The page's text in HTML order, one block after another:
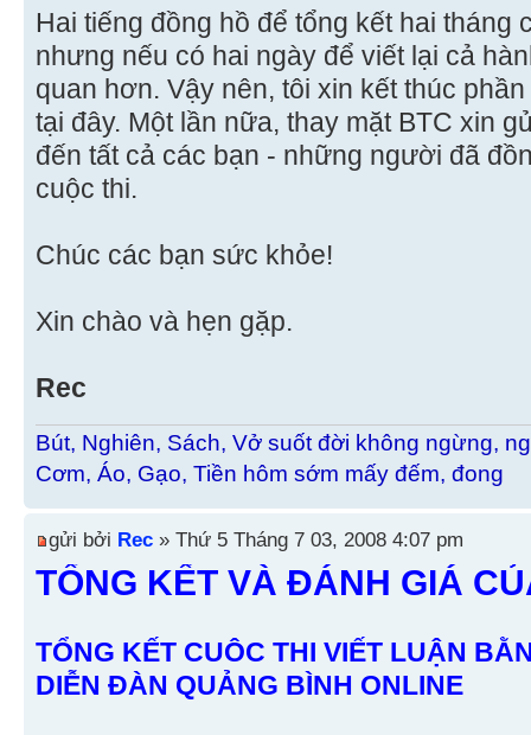
Hai tiếng đồng hồ để tổng kết hai tháng
nhưng nếu có hai ngày để viết lại cả
quan hơn. Vậy nên, tôi xin kết thúc
tại đây. Một lần nữa, thay mặt BTC xin
đến tất cả các bạn - những người đã
cuộc thi.
Chúc các bạn sức khỏe!
Xin chào và hẹn gặp.
Rec
Bút, Nghiên, Sách, Vở suốt đời không ngừng,
Cơm, Áo, Gạo, Tiền hôm sớm mấy đếm, đong
gửi bởi Rec » Thứ 5 Tháng 7 03, 2008 4:07 pm
TỔNG KẾT VÀ ĐÁNH GIÁ
TỔNG KẾT CUÔC THI VIẾT LUẬN
DIỄN ĐÀN QUẢNG BÌNH ONLINE